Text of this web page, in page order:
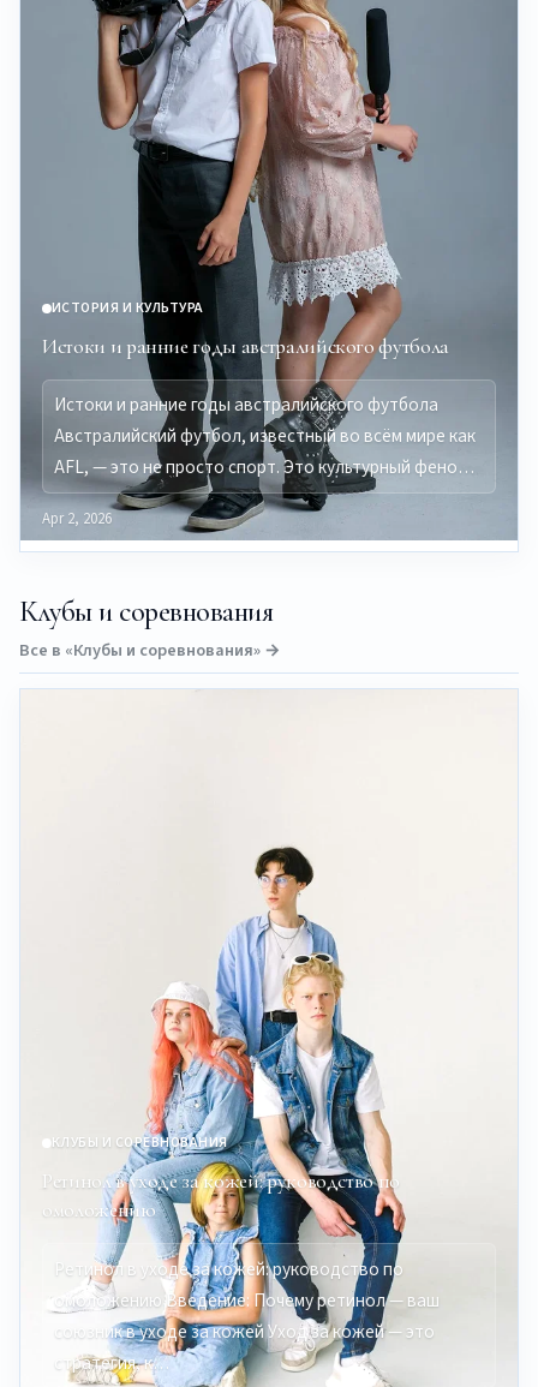
ИСТОРИЯ И КУЛЬТУРА
Истоки и ранние годы австралийского футбола
Истоки и ранние годы австралийского футбола
Австралийский футбол, известный во всём мире как
AFL, — это не просто спорт. Это культурный фено…
Apr 2, 2026
Клубы и соревнования
Все в «Клубы и соревнования» →
КЛУБЫ И СОРЕВНОВАНИЯ
Ретинол в уходе за кожей: руководство по
омоложению
Ретинол в уходе за кожей: руководство по
омоложению Введение: Почему ретинол — ваш
союзник в уходе за кожей Уход за кожей — это
стратегия, к…